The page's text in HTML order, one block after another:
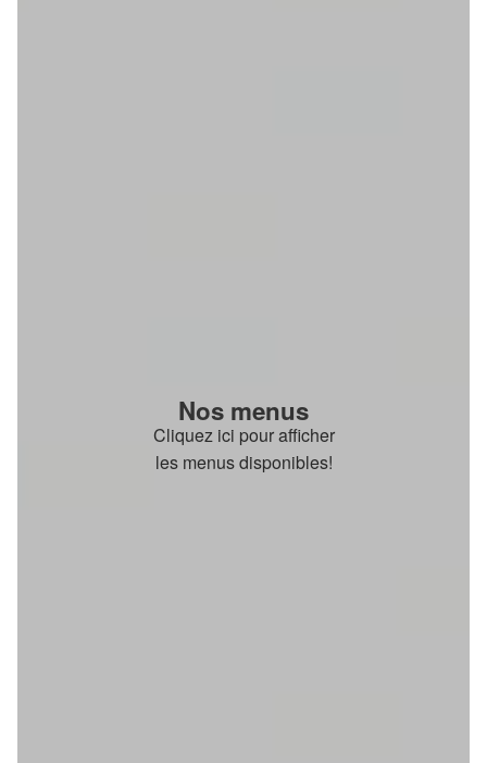
Nos menus
Cliquez ici pour afficher
les menus disponibles!